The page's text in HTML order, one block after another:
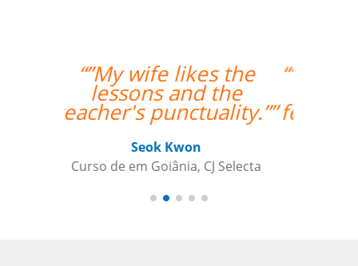
“”Estou gostando muito
das aulas, deveria ter
feito antes via online!!””
Andréia van Halst
Curso de Holandês em Curitiba